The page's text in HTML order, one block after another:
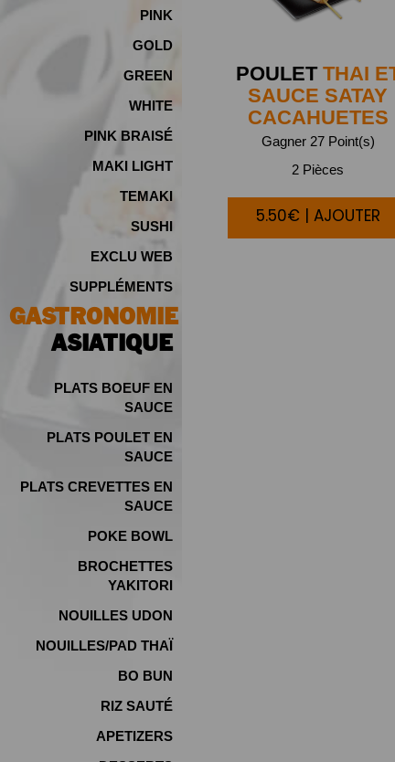
PINK
GOLD
GREEN
WHITE
PINK BRAISÉ
MAKI LIGHT
TEMAKI
SUSHI
EXCLU WEB
SUPPLÉMENTS
GASTRONOMIE
ASIATIQUE
PLATS BOEUF EN
SAUCE
PLATS POULET EN
SAUCE
PLATS CREVETTES EN
SAUCE
POKE BOWL
BROCHETTES
YAKITORI
NOUILLES UDON
NOUILLES/PAD THAÏ
BO BUN
RIZ SAUTÉ
APETIZERS
POULETTHAI
SAUCE SATAY
CACAHUETES
Gagner 27 Point(s)
2 Pièces
5.50€ | AJOUTER